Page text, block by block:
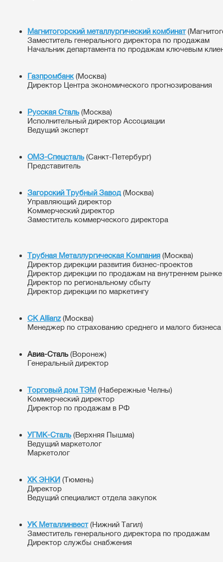
Магнитогорский металлургический комбинат
Заместитель генерального директора по продажам
Начальник департамента по продажам ключевым
Газпромбанк(Москва)
Директор Центра экономического прогнозирования
Русская Сталь(Москва)
Исполнительный директор Ассоциации
Ведущий эксперт
ОМЗ-Спецсталь(Санкт-Петербург)
Представитель
Загорский Трубный Завод(Москва)
Управляющий директор
Коммерческий директор
Заместитель коммерческого директора
Трубная Металлургическая Компания (Москва)
Директор дирекции развития бизнес-проектов
Директор дирекции по продажам на внутреннем рынке
Директор по региональному сбыту
Директор дирекции по маркетингу
СК Allianz(Москва)
Менеджер по страхованию среднего и малого бизнеса
Авиа-Сталь(Воронеж)
Генеральный директор
Торговый дом ТЭМ (Набережные Челны)
Коммерческий директор
Директор по продажам в РФ
УГМК-Сталь(Верхняя Пышма)
Ведущий маркетолог
Маркетолог
ХК ЭНКИ (Тюмень)
Директор
Ведущий специалист отдела закупок
УК Металлинвест(Нижний Тагил)
Заместитель генерального директора по продажам
Директор службы снабжения